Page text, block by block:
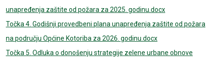
unapređenja zaštite od požara za 2025. godinu.docx
Točka 4. Godišnji provedbeni plana unapređenja zaštite od požara
na području Općine Kotoriba za 2026. godinu.docx
Točka 5. Odluka o donošenju strategije zelene urbane obnove